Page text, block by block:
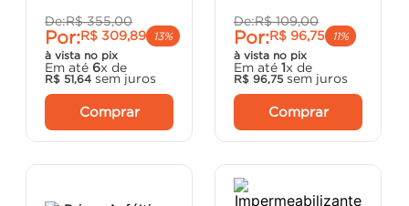
De:R$ 355,00
Por:R$ 309,89
13%
à vista no pix
Em até 6x de
R$ 51,64 sem juros
Comprar
De:R$ 109,00
Por:R$ 96,75
11%
à vista no pix
Em até 1x de
R$ 96,75 sem juros
Comprar